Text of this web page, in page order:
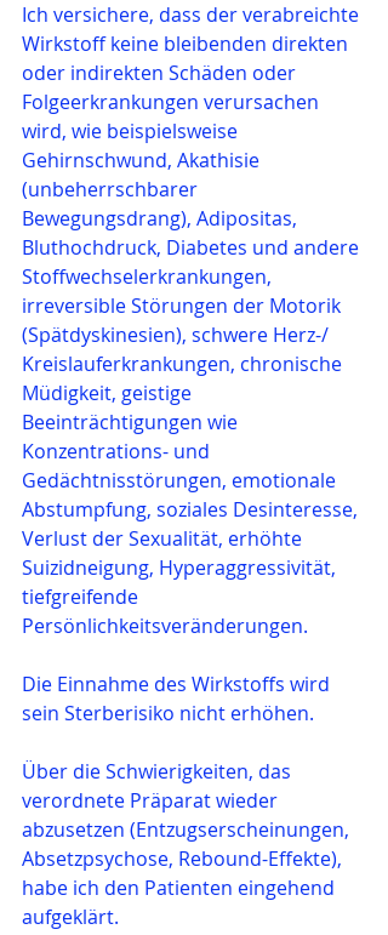
Ich versichere, dass der verabreichte
Wirkstoff keine bleibenden direkten
oder indirekten Schäden oder
Folgeerkrankungen verursachen
wird, wie beispielsweise
Gehirnschwund, Akathisie
(unbeherrschbarer
Bewegungsdrang), Adipositas,
Bluthochdruck, Diabetes und andere
Stoffwechselerkrankungen,
irreversible Störungen der Motorik
(Spätdyskinesien), schwere Herz-/
Kreislauferkrankungen, chronische
Müdigkeit, geistige
Beeinträchtigungen wie
Konzentrations- und
Gedächtnisstörungen, emotionale
Abstumpfung, soziales Desinteresse,
Verlust der Sexualität, erhöhte
Suizidneigung, Hyperaggressivität,
tiefgreifende
Persönlichkeitsveränderungen.
Die Einnahme des Wirkstoffs wird
sein Sterberisiko nicht erhöhen.
Über die Schwierigkeiten, das
verordnete Präparat wieder
abzusetzen (Entzugserscheinungen,
Absetzpsychose, Rebound-Effekte),
habe ich den Patienten eingehend
aufgeklärt.